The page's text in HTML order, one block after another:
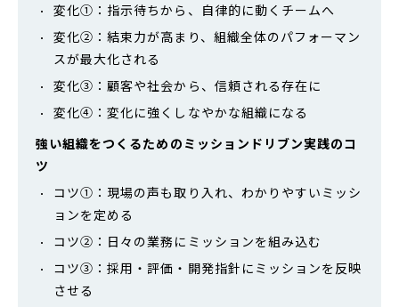
変化①：指示待ちから、自律的に動くチームへ
変化②：結束力が高まり、組織全体のパフォーマン
スが最大化される
変化③：顧客や社会から、信頼される存在に
変化④：変化に強くしなやかな組織になる
強い組織をつくるためのミッションドリブン実践のコ
ツ
コツ①：現場の声も取り入れ、わかりやすいミッシ
ョンを定める
コツ②：日々の業務にミッションを組み込む
コツ③：採用・評価・開発指針にミッションを反映
させる